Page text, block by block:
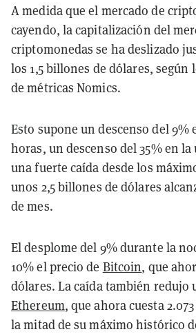
A medida que el mercado de
cayendo, la capitalización del
criptomonedas se ha deslizado
los 1,5 billones de dólares, según
de métricas Nomics.
Esto supone un descenso del 9%
horas, un descenso del 35% en
una fuerte caída desde los
unos 2,5 billones de dólares
de mes.
El desplome del 9% durante la
10% el precio de Bitcoin, que
dólares. La caída también redujo
Ethereum, que ahora cuesta
la mitad de su máximo histórico